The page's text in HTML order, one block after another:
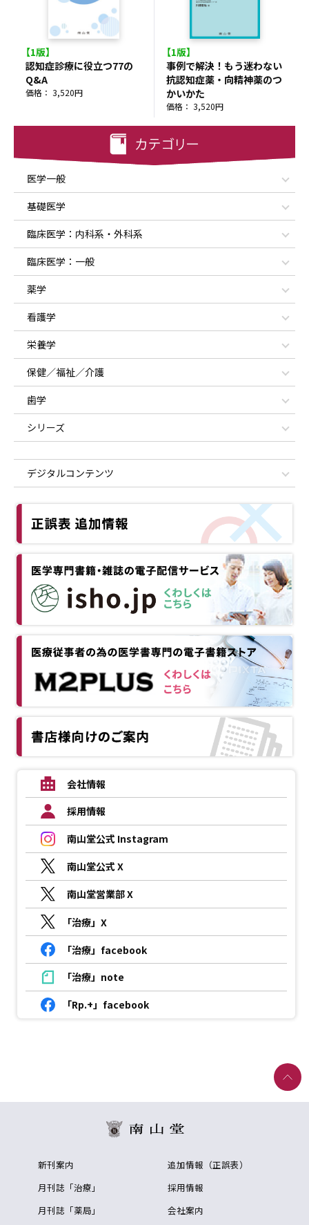
医学一般
基礎医学
臨床医学：内科系・外科系
臨床医学：一般
薬学
看護学
栄養学
保健／福祉／介護
歯学
シリーズ
デジタルコンテンツ
会社情報
採用情報
南山堂公式 Instagram
南山堂公式 X
南山堂営業部 X
「治療」X
「治療」facebook
「治療」note
「Rp.+」facebook
【1版】
認知症診療に役立つ77の
Q&A
価格： 3,520円
【1版】
事例で解決！もう迷わない
抗認知症薬・向精神薬のつ
かいかた
価格： 3,520円
新刊案内
月刊誌「治療」
月刊誌「薬局」
追加情報（正誤表）
採用情報
会社案内